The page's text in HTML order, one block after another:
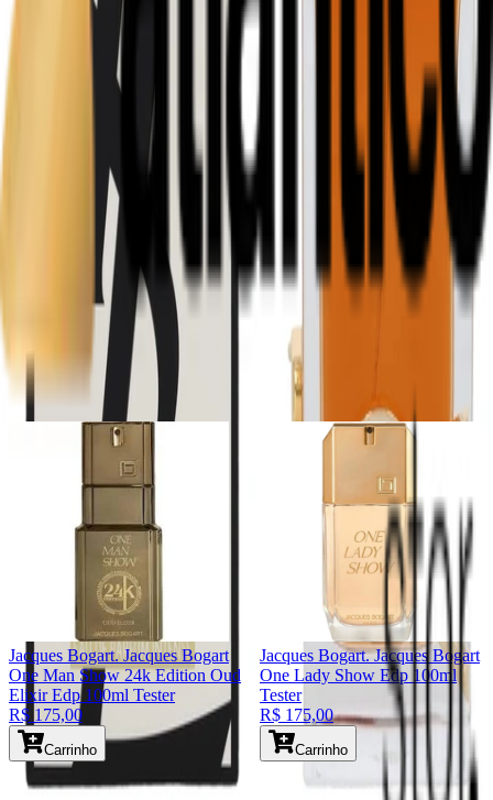
Perfume Francês
Yves Saint Laurent
. Yves Saint Laurent Libre Eau De Parfum Intense 90ml
. Yves Saint Laurent Libre Eau De
Parfum Intense 90ml
Falar com vendedor
Adicionar ao carrinho
Você também pode gostar
Jacques Bogart. Jacques Bogart
One Man Show 24k Edition Oud
Elixir Edp 100ml Tester
R$ 175,00
Carrinho
Jacques Bogart. Jacques Bogart
One Lady Show Edp 100ml
Tester
R$ 175,00
Carrinho
2026 Todos os direitos reservados.